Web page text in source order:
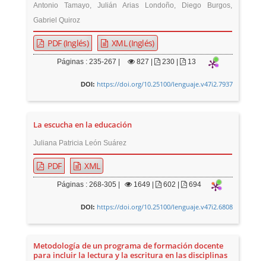
Antonio Tamayo, Julián Arias Londoño, Diego Burgos,
Gabriel Quiroz
PDF (Inglés) XML (Inglés)
Páginas : 235-267 | 827 | 230 | 13
DOI: https://doi.org/10.25100/lenguaje.v47i2.7937
La escucha en la educación
Juliana Patricia León Suárez
PDF XML
Páginas : 268-305 | 1649 | 602 | 694
DOI: https://doi.org/10.25100/lenguaje.v47i2.6808
Metodología de un programa de formación docente
para incluir la lectura y la escritura en las disciplinas